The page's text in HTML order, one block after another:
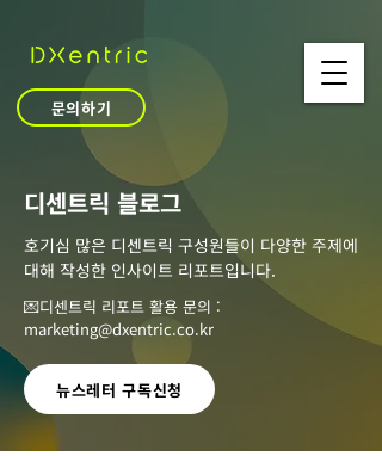
문의하기
​디센트릭 블로그
호기심 많은 디센트릭 구성원들이 다양한 주제에
대해 작성한 인사이트 리포트입니다.
💌디센트릭 리포트 활용 문의 :
marketing@dxentric.co.kr
뉴스레터 구독신청